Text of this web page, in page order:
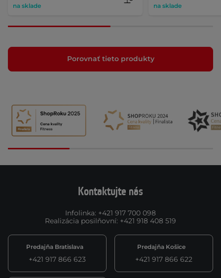
na sklade
na sklade
Porovnať tieto produkty
Kontaktujte nás
Infolinka: +421 917 700 098
Realizácia posilňovní: +421 918 408 519
Predajňa Bratislava
+421 917 866 623
Predajňa Košice
+421 917 866 622